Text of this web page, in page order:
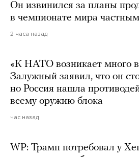
Он извинился за планы
в чемпионате мира
2 часа назад
«К НАТО возникает много
Залужный заявил, что он
но Россия нашла
всему оружию блока
час назад
WP: Трамп потребовал у